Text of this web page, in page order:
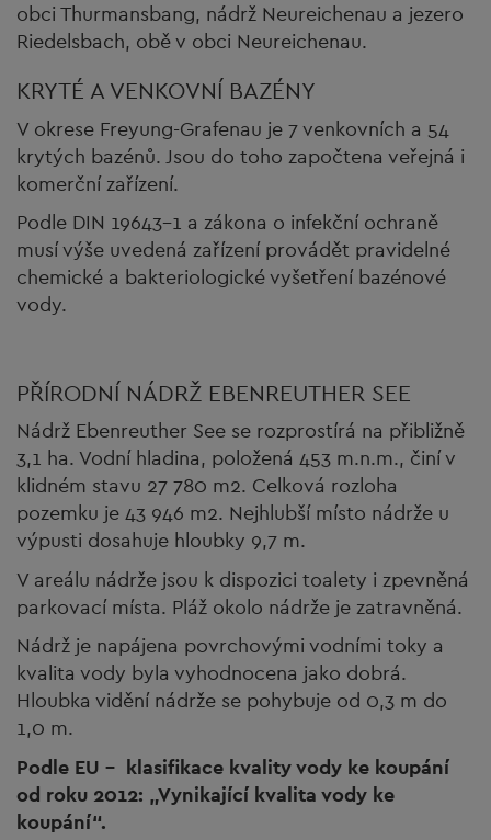
obci Thurmansbang, nádrž Neureichenau a jezero
Riedelsbach, obě v obci Neureichenau.
KRYTÉ A VENKOVNÍ BAZÉNY
V okrese Freyung-Grafenau je 7 venkovních a 54
krytých bazénů. Jsou do toho započtena veřejná i
komerční zařízení.
Podle DIN 19643-1 a zákona o infekční ochraně
musí výše uvedená zařízení provádět pravidelné
chemické a bakteriologické vyšetření bazénové
vody.
PŘÍRODNÍ NÁDRŽ EBENREUTHER SEE
Nádrž Ebenreuther See se rozprostírá na přibližně
3,1 ha. Vodní hladina, položená 453 m.n.m., činí v
klidném stavu 27 780 m2. Celková rozloha
pozemku je 43 946 m2. Nejhlubší místo nádrže u
výpusti dosahuje hloubky 9,7 m.
V areálu nádrže jsou k dispozici toalety i zpevněná
parkovací místa. Pláž okolo nádrže je zatravněná.
Nádrž je napájena povrchovými vodními toky a
kvalita vody byla vyhodnocena jako dobrá.
Hloubka vidění nádrže se pohybuje od 0,3 m do
1,0 m.
Podle EU - klasifikace kvality vody ke koupání
od roku 2012: „Vynikající kvalita vody ke
koupání“.